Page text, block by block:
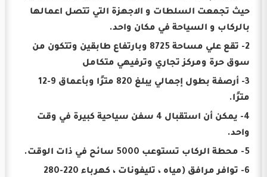
حيث تجمعت السلطات و الاجهزة التي تتصل اعمالها
بالركاب و السياحة في مكان واحد.
2- تقع علي مساحة 8725 وبارتفاع طابقين وتتكون من
سوق حرة ومركز تجاري وترفيهي متكامل
3- أرصفة بطول إجمالي يبلغ 820 مترًا وبأعماق 9-12
مترًا.
4- يمكن أن استقبال 4 سفن سياحية كبيرة في وقت
واحد.
5- محطة الركاب تستوعب 5000 سائح في ذات الوقت.
6- توافر مرافق (مياه ، تليفونات ، كهرباء 220-280